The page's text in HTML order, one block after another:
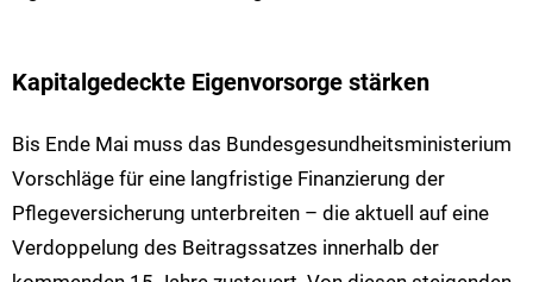
Kapitalgedeckte Eigenvorsorge stärken
Bis Ende Mai muss das Bundesgesundheitsministerium
Vorschläge für eine langfristige Finanzierung der
Pflegeversicherung unterbreiten – die aktuell auf eine
Verdoppelung des Beitragssatzes innerhalb der